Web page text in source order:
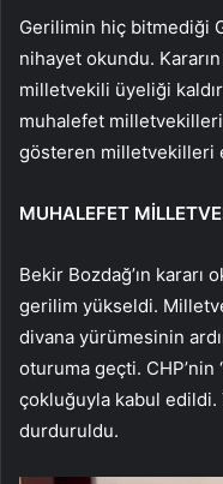
Gerilimin hiç bitmediği
nihayet okundu.
milletvekili üyeliği
muhalefet
gösteren milletvekilleri
MUHALEFET
Bekir Bozdağ’ın kararı
gerilim yükseldi.
divana yürümesinin
oturuma geçti. CHP’nin
çokluğuyla kabul edildi.
durduruldu.